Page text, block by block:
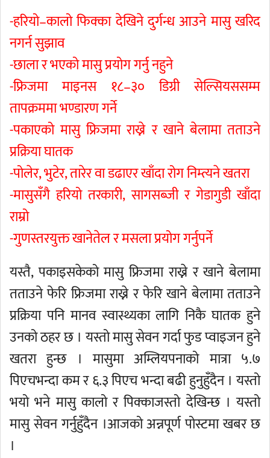
-हरियो–कालो फिक्का देखिने दुर्गन्ध आउने मासु खरिद
नगर्न सुझाव
-छाला र भएको मासु प्रयोग गर्नु नहुने
-फ्रिजमा माइनस १८–३० डिग्री सेल्सियससम्म
तापक्रममा भण्डारण गर्ने
-पकाएको मासु फ्रिजमा राख्ने र खाने बेलामा तताउने
प्रक्रिया घातक
-पोलेर, भुटेर, तारेर वा डढाएर खाँदा रोग निम्त्यने खतरा
-मासुसँगै हरियो तरकारी, सागसब्जी र गेडागुडी खाँदा
राम्रो
-गुणस्तरयुक्त खानेतेल र मसला प्रयोग गर्नुपर्ने
यस्तै, पकाइसकेको मासु फ्रिजमा राख्ने र खाने बेलामा
तताउने फेरि फ्रिजमा राख्ने र फेरि खाने बेलामा तताउने
प्रक्रिया पनि मानव स्वास्थ्यका लागि निकै घातक हुने
उनको ठहर छ । यस्तो मासु सेवन गर्दा फुड प्वाइजन हुने
खतरा हुन्छ । मासुमा अम्लियपनाको मात्रा ५.७
पिएचभन्दा कम र ६.३ पिएच भन्दा बढी हुनुहुँदैन । यस्तो
भयो भने मासु कालो र पिक्काजस्तो देखिन्छ । यस्तो
मासु सेवन गर्नुहुँदैन ।आजको अन्नपूर्ण पोस्टमा खबर छ
।